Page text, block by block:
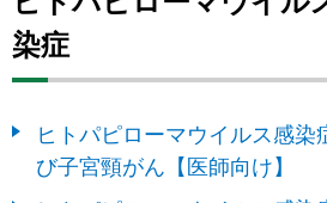
染症
ヒトパピローマウイルス感染
び子宮頸がん【医師向け】